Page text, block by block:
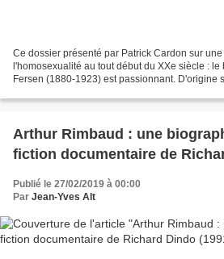
Ce dossier présenté par Patrick Cardon sur
l'homosexualité au tout début du XXe siècle :
Fersen (1880-1923) est passionnant. D'origine
Arthur Rimbaud : une
fiction documentaire de
Publié le 27/02/2019 à 00:00
Par Jean-Yves Alt